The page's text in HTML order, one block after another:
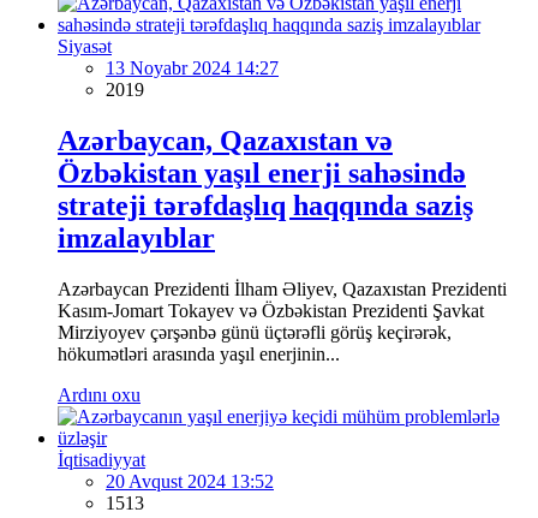
Siyasət
13 Noyabr 2024 14:27
2019
Azərbaycan, Qazaxıstan və
Özbəkistan yaşıl enerji sahəsində
strateji tərəfdaşlıq haqqında saziş
imzalayıblar
Azərbaycan Prezidenti İlham Əliyev, Qazaxıstan Prezidenti
Kasım-Jomart Tokayev və Özbəkistan Prezidenti Şavkat
Mirziyoyev çərşənbə günü üçtərəfli görüş keçirərək,
hökumətləri arasında yaşıl enerjinin...
Ardını oxu
İqtisadiyyat
20 Avqust 2024 13:52
1513